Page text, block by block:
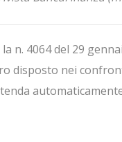
n. 4064 del 29
disposto nei